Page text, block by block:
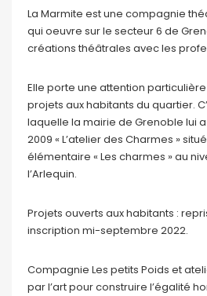
La Marmite est une compagnie
qui oeuvre sur le secteur 6 de
créations théâtrales avec les
Elle porte une attention
projets aux habitants du quartier.
laquelle la mairie de Grenoble lui
2009 « L’atelier des Charmes »
élémentaire « Les charmes » au
l’Arlequin.
Projets ouverts aux habitants :
inscription mi-septembre 2022.
Compagnie Les petits Poids et
par l’art pour construire l’égalité